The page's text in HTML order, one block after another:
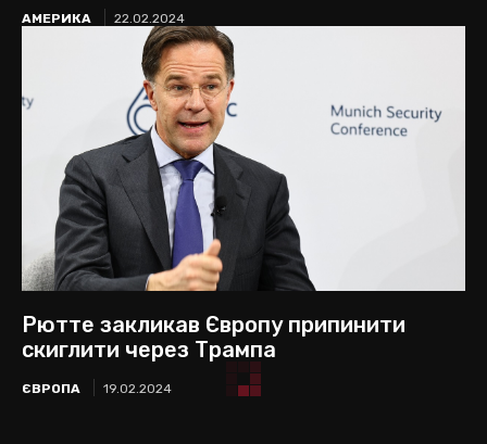
АМЕРИКА 22.02.2024
Рютте закликав Європу припинити
скиглити через Трампа
ЄВРОПА 19.02.2024